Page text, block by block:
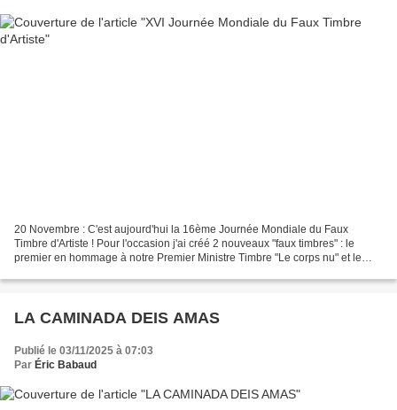
20 Novembre : C'est aujourd'hui la 16ème Journée Mondiale du Faux
Timbre d'Artiste ! Pour l'occasion j'ai créé 2 nouveaux "faux timbres" : le
premier en hommage à notre Premier Ministre Timbre "Le corps nu" et le
LA CAMINADA DEIS AMAS
Publié le 03/11/2025 à 07:03
Par Éric Babaud